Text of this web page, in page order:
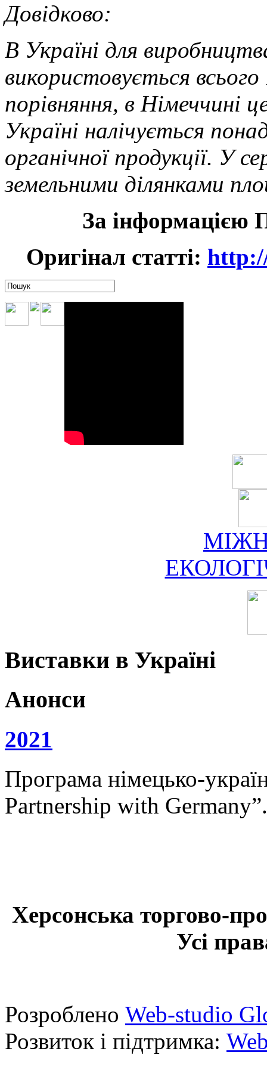
В Україні для
використовується
порівняння, в Німеччині
Україні налічується
органічної продукції. У
земельними ділянками
За інформацією
Оригінал статті:
Виставки в Україні
Анонси
2021
Програма німецько-
Partnership with
Херсонська торгово-
Усі
Розроблено Web-studio
Розвиток і підтримка: